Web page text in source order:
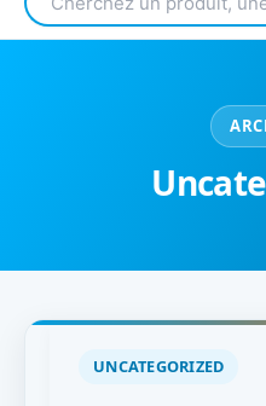
un
produit
UNCATEGORIZED